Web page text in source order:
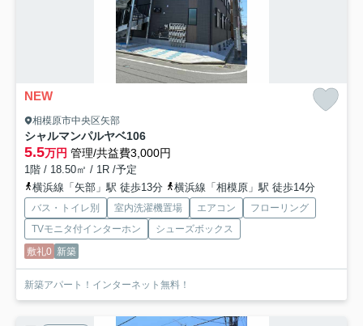
NEW
相模原市中央区矢部
シャルマンパルヤベ106
5.5万円 管理/共益費3,000円
1階 / 18.50㎡ / 1R /予定
横浜線「矢部」駅 徒歩13分
横浜線「相模原」駅 徒歩14分
バス・トイレ別 室内洗濯機置場 エアコン
フローリング
TVモニタ付インターホン
シューズボックス
敷礼0 新築
新築アパート！インターネット無料！